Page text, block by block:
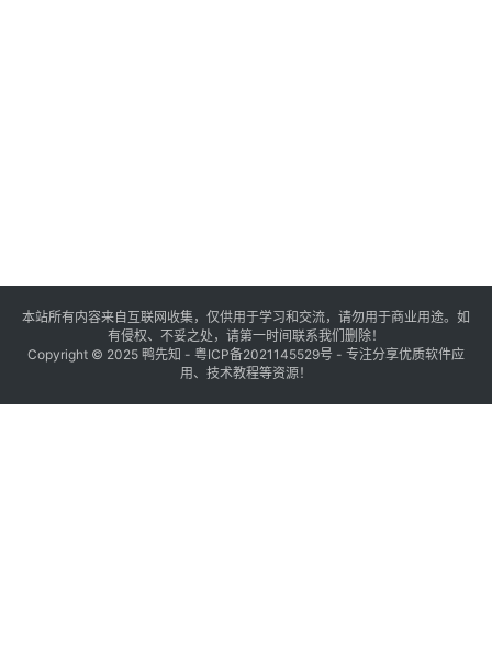
本站所有内容来自互联网收集，仅供用于学习和交流，请勿用于商业用途。如
有侵权、不妥之处，请第一时间联系我们删除！
Copyright © 2025 鸭先知 - 粤ICP备2021145529号 - 专注分享优质软件应
用、技术教程等资源！